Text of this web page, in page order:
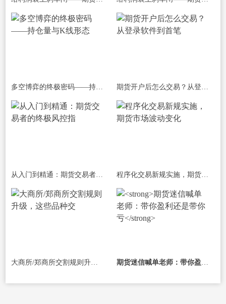
多空博弈的终极密码——持仓量与K线形态
从入门到精通：期货交易者的终极风控指 程序化交易新规实施，期货市场波动变化
大商所/郑商所交割规则升级，这些品种交